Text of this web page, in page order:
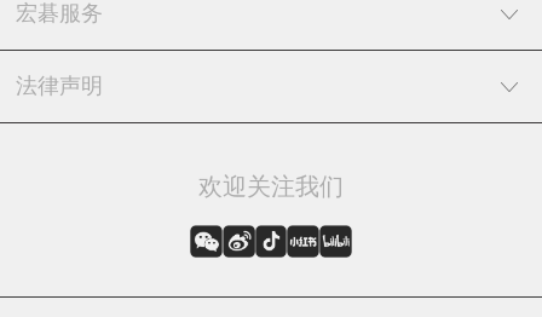
宏碁服务
法律声明
欢迎关注我们